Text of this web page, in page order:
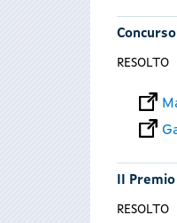
RESOLTO
II
RESOLTO